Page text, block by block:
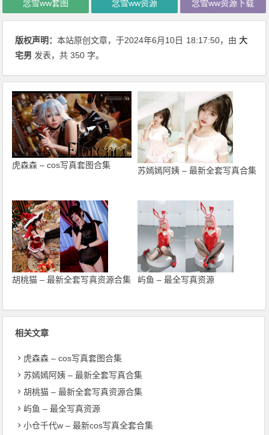
念雪ww套图 念雪ww资源 念雪ww资源下载
版权声明：本站原创文章，于2024年6月10日 18:17:50，由大
宅男 发表，共 350 字。
虎森森 – cos写真套图合集
苏嫣嫣阿姨 – 最新全套写真合集
胡桃猫 – 最新全套写真资源合集 屿鱼 – 最全写真资源
相关文章
虎森森 – cos写真套图合集
苏嫣嫣阿姨 – 最新全套写真合集
胡桃猫 – 最新全套写真资源合集
屿鱼 – 最全写真资源
小仓千代w – 最新cos写真全套合集